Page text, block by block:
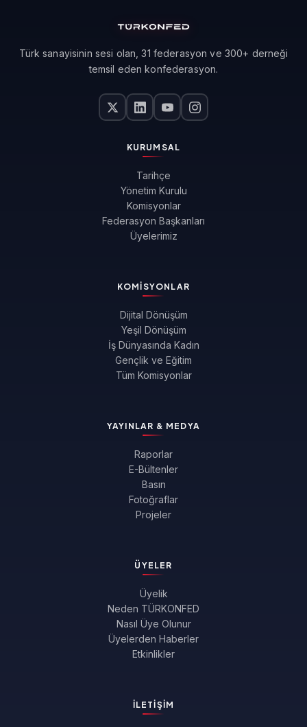
Türk sanayisinin sesi olan, 31 federasyon ve 300+ derneği
temsil eden konfederasyon.
KURUMSAL
Tarihçe
Yönetim Kurulu
Komisyonlar
Federasyon Başkanları
Üyelerimiz
KOMISYONLAR
Dijital Dönüşüm
Yeşil Dönüşüm
İş Dünyasında Kadın
Gençlik ve Eğitim
Tüm Komisyonlar
YAYINLAR & MEDYA
Raporlar
E-Bültenler
Basın
Fotoğraflar
Projeler
ÜYELER
Üyelik
Neden TÜRKONFED
Nasıl Üye Olunur
Üyelerden Haberler
Etkinlikler
İLETIŞIM